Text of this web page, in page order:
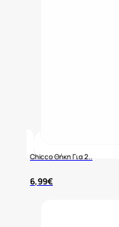
Chicco Θήκη Για 2..
6,99€